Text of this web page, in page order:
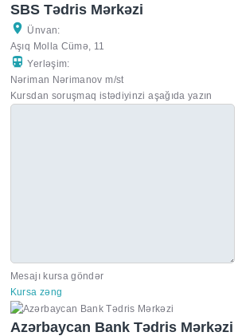
SBS Tədris Mərkəzi
Ünvan:
Aşıq Molla Cümə, 11
Yerləşim:
Nəriman Nərimanov m/st
Kursdan soruşmaq istədiyinzi aşağıda yazın
Mesajı kursa göndər
Kursa zəng
Azərbaycan Bank Tədris Mərkəzi